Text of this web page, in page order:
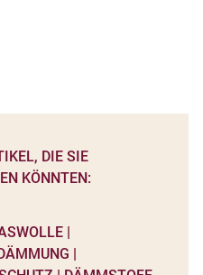
DIE SIE
KÖNNTEN: